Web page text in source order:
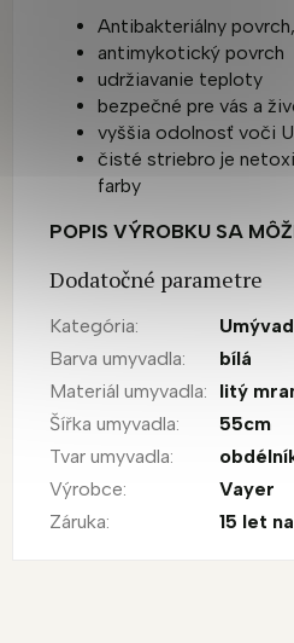
Antibakteriálny
antimykotický povrch
udržiavanie teploty
bezpečné pre vás a
vyššia odolnosť voči
čisté striebro je
farby
POPIS VÝROBKU SA
Dodatočné parametre
Kategória:
Barva umyvadla:
bílá
Materiál umyvadla:
litý
Šířka umyvadla:
55cm
Tvar umyvadla:
Výrobce:
Vayer
Záruka: 15 let